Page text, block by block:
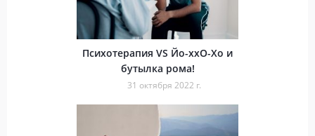
Психотерапия VS Йо-ххО-Хо и
бутылка рома!
31 октября 2022 г.